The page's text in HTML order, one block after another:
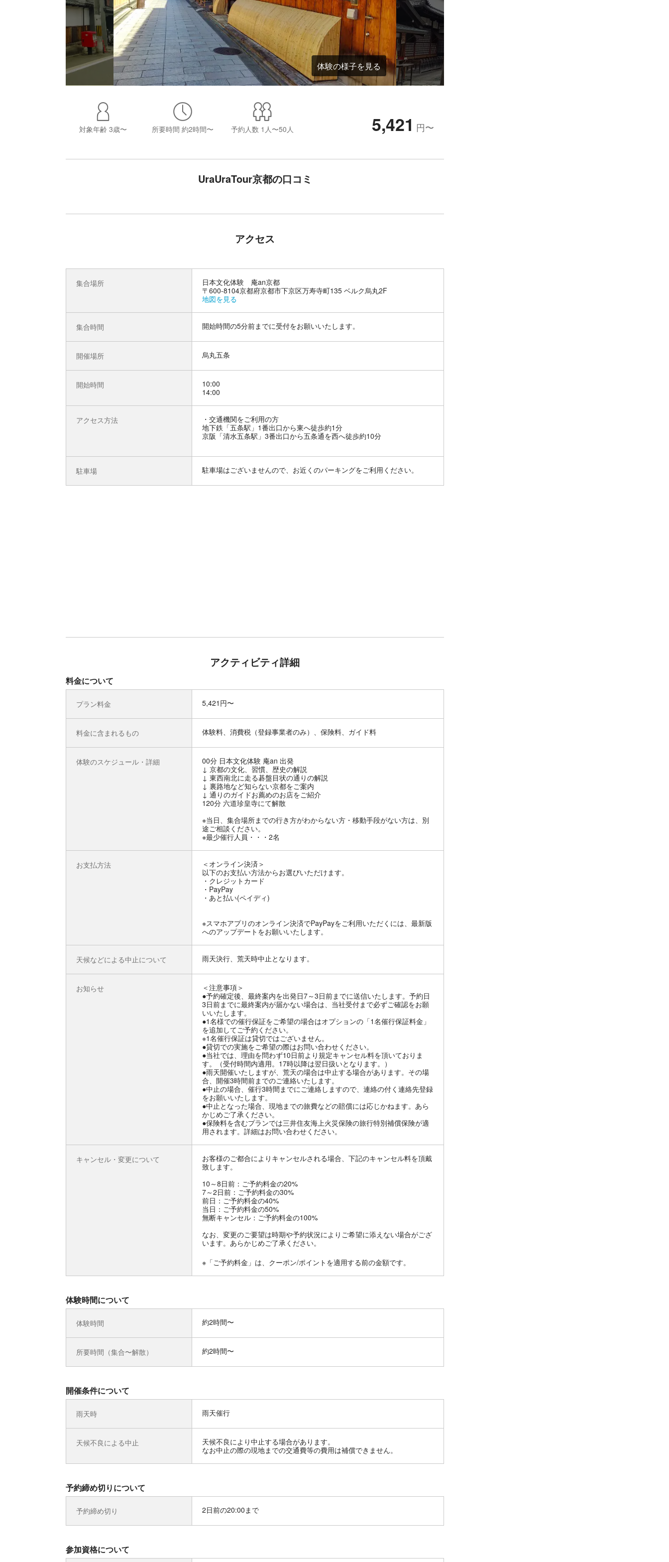
体験の様子を見る
対象年齢 3歳〜 所要時間 約2時間〜 予約人数 1人〜50人 5,421 円〜
UraUraTour京都の口コミ
アクセス
集合場所
日本文化体験 庵an京都
〒600-8104京都府京都市下京区万寿寺町135 ベルク烏丸2F
地図を見る
集合時間 開始時間の5分前までに受付をお願いいたします。
開催場所 烏丸五条
開始時間
10:00
14:00
アクセス方法
交通機関をご利用の方
地下鉄「五条駅」1番出口から東へ徒歩約1分
京阪「清水五条駅」3番出口から五条通を西へ徒歩約10分
駐車場 駐車場はございませんので、お近くのパーキングをご利用ください。
アクティビティ詳細
料金について
プラン料金 5,421円〜
料金に含まれるもの 体験料、消費税（登録事業者のみ）、保険料、ガイド料
体験のスケジュール・詳細
00分 日本文化体験 庵an 出発
↓ 京都の文化、習慣、歴史の解説
↓ 東西南北に走る碁盤目状の通りの解説
↓ 裏路地など知らない京都をご案内
↓ 通りのガイドお薦めのお店をご紹介
120分 六道珍皇寺にて解散
※当日、集合場所までの行き方がわからない方・移動手段がない方は、別
途ご相談ください。
※最少催行人員・・・2名
お支払方法
＜オンライン決済＞
以下のお支払い方法からお選びいただけます。
・クレジットカード
・PayPay
・あと払い(ペイディ)
※スマホアプリのオンライン決済でPayPayをご利用いただくには、最新版
へのアップデートをお願いいたします。
天候などによる中止について 雨天決行、荒天時中止となります。
お知らせ
＜注意事項＞
●予約確定後、最終案内を出発日7～3日前までに送信いたします。予約日
3日前までに最終案内が届かない場合は、当社受付まで必ずご確認をお願
いいたします。
●1名様での催行保証をご希望の場合はオプションの「1名催行保証料金」
を追加してご予約ください。
※1名催行保証は貸切ではございません。
●貸切での実施をご希望の際はお問い合わせください。
●当社では、理由を問わず10日前より規定キャンセル料を頂いておりま
す。（受付時間内適用。17時以降は翌日扱いとなります。）
●雨天開催いたしますが、荒天の場合は中止する場合があります。その場
合、開催3時間前までのご連絡いたします。
●中止の場合、催行3時間までにご連絡しますので、連絡の付く連絡先登録
をお願いいたします。
●中止となった場合、現地までの旅費などの賠償には応じかねます。あら
かじめご了承ください。
●保険料を含むプランでは三井住友海上火災保険の旅行特別補償保険が適
用されます。詳細はお問い合わせください。
キャンセル・変更について
お客様のご都合によりキャンセルされる場合、下記のキャンセル料を頂戴
致します。
10～8日前：ご予約料金の20%
7～2日前：ご予約料金の30%
前日：ご予約料金の40%
当日：ご予約料金の50%
無断キャンセル：ご予約料金の100%
なお、変更のご要望は時期や予約状況によりご希望に添えない場合がござ
います。あらかじめご了承ください。
※「ご予約料金」は、クーポン/ポイントを適用する前の金額です。
体験時間について
体験時間 約2時間〜
所要時間（集合〜解散） 約2時間〜
開催条件について
雨天時 雨天催行
天候不良による中止
天候不良により中止する場合があります。
なお中止の際の現地までの交通費等の費用は補償できません。
予約締め切りについて
予約締め切り 2日前の20:00まで
参加資格について